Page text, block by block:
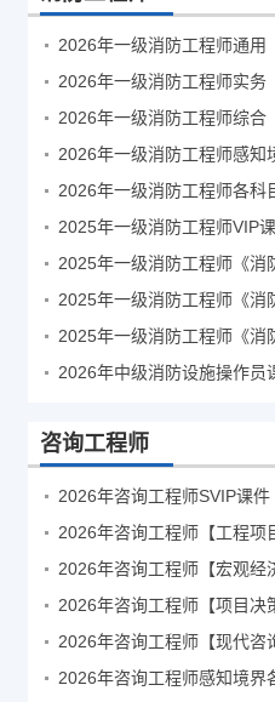
2026年一级消防工程师通用
2026年一级消防工程师实务
2026年一级消防工程师综合
2026年一级消防工程师感知
2025年一级消防工程师VIP
2026年中级消防设施操作员
咨询工程师
2026年咨询工程师SVIP课件